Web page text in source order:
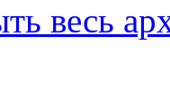
весь